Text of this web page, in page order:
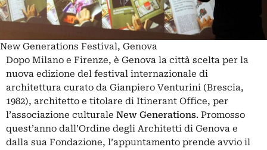
New Generations Festival, Genova
Dopo Milano e Firenze, è Genova la città scelta per la
nuova edizione del festival internazionale di
architettura curato da Gianpiero Venturini (Brescia,
1982), architetto e titolare di Itinerant Office, per
l’associazione culturale New Generations. Promosso
quest’anno dall’Ordine degli Architetti di Genova e
dalla sua Fondazione, l’appuntamento prende avvio il